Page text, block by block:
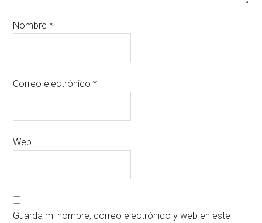
Nombre*
Correo electrónico*
Web
Guarda mi nombre, correo electrónico y web en este